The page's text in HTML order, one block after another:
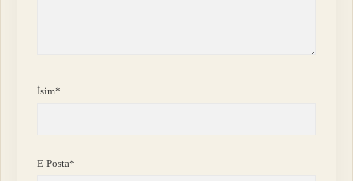
İsim*
E-Posta*